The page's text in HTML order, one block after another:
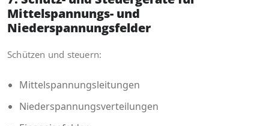
Mittelspannungs- und
Niederspannungsfelder
Schützen und steuern:
Mittelspannungsleitungen
Niederspannungsverteilungen